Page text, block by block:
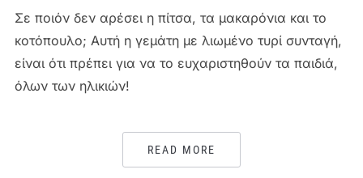
Σε ποιόν δεν αρέσει η πίτσα, τα μακαρόνια και το
κοτόπουλο; Αυτή η γεμάτη με λιωμένο τυρί συνταγή,
είναι ότι πρέπει για να το ευχαριστηθούν τα παιδιά,
όλων των ηλικιών!
READ MORE